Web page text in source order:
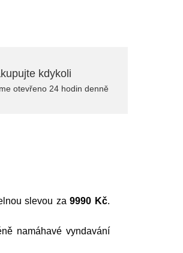
kdykoli
otevřeno 24 hodin denně
slevou za9990 Kč.
namáhavé vyndavání